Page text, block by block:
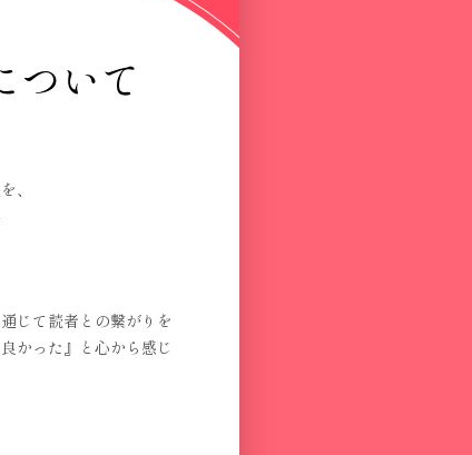
ついて
、
じて読者との繋がりを
かった』と心から感じ